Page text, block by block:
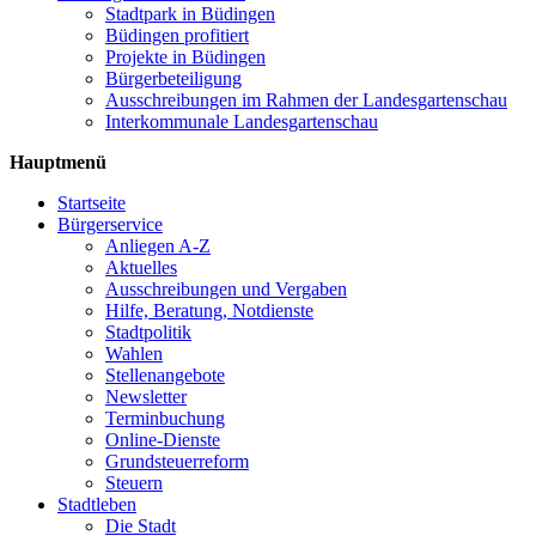
Stadtpark in Büdingen
Büdingen profitiert
Projekte in Büdingen
Bürgerbeteiligung
Ausschreibungen im Rahmen der Landesgartenschau
Interkommunale Landesgartenschau
Hauptmenü
Startseite
Bürgerservice
Anliegen A-Z
Aktuelles
Ausschreibungen und Vergaben
Hilfe, Beratung, Notdienste
Stadtpolitik
Wahlen
Stellenangebote
Newsletter
Terminbuchung
Online-Dienste
Grundsteuerreform
Steuern
Stadtleben
Die Stadt